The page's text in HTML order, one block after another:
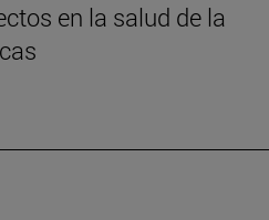
en la salud de la